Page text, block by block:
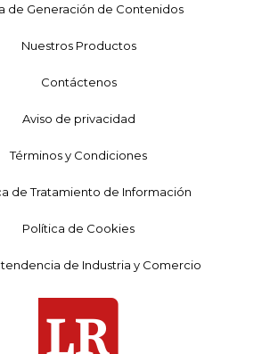
de Generación de Contenidos
Nuestros Productos
Contáctenos
Aviso de privacidad
Términos y Condiciones
de Tratamiento de Información
Política de Cookies
de Industria y Comercio